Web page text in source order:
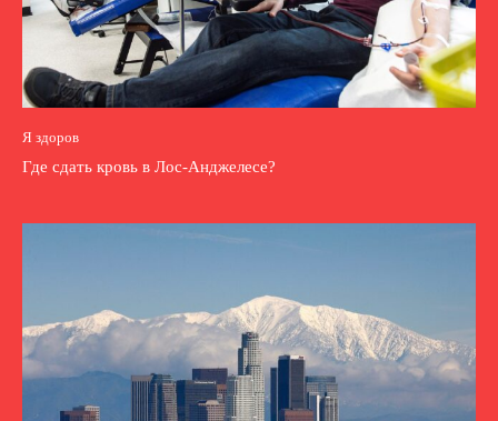
Я здоров
Где сдать кровь в Лос-Анджелесе?